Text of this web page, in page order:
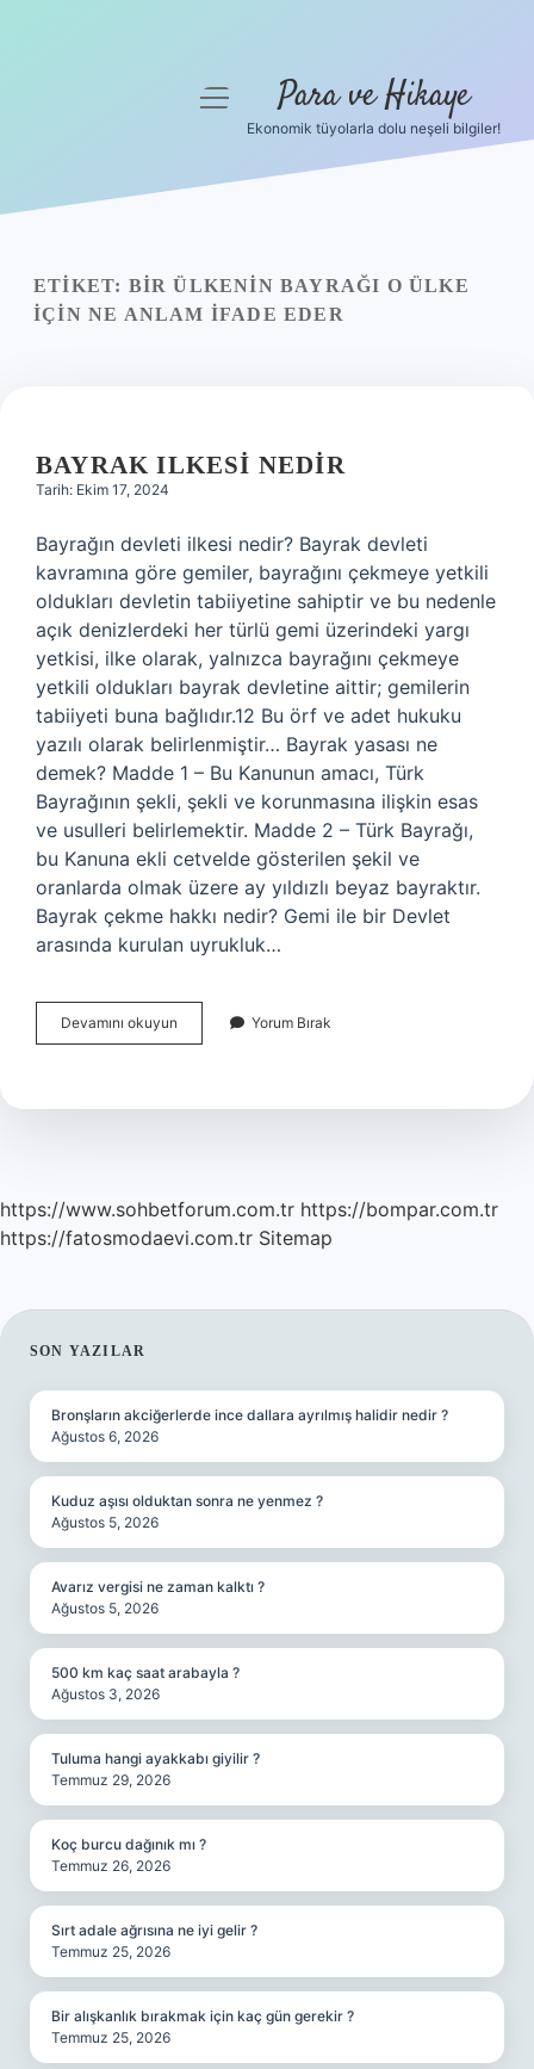
Yasal Uyarı
menüyü
Para ve Hikaye
Ekonomik tüyolarla dolu neşeli bilgiler!
ETIKET: BIR ÜLKENIN BAYRAĞI O ÜLKE
IÇIN NE ANLAM IFADE EDER
BAYRAK ILKESI NEDIR
Tarih: Ekim 17, 2024
Bayrağın devleti ilkesi nedir? Bayrak devleti
kavramına göre gemiler, bayrağını çekmeye yetkili
oldukları devletin tabiiyetine sahiptir ve bu nedenle
açık denizlerdeki her türlü gemi üzerindeki yargı
yetkisi, ilke olarak, yalnızca bayrağını çekmeye
yetkili oldukları bayrak devletine aittir; gemilerin
tabiiyeti buna bağlıdır.12 Bu örf ve adet hukuku
yazılı olarak belirlenmiştir… Bayrak yasası ne
demek? Madde 1 – Bu Kanunun amacı, Türk
Bayrağının şekli, şekli ve korunmasına ilişkin esas
ve usulleri belirlemektir. Madde 2 – Türk Bayrağı,
bu Kanuna ekli cetvelde gösterilen şekil ve
oranlarda olmak üzere ay yıldızlı beyaz bayraktır.
Bayrak çekme hakkı nedir? Gemi ile bir Devlet
arasında kurulan uyrukluk…
Devamını okuyun
Ilkesi
Yorum Bırak
https://www.sohbetforum.com.tr https://bompar.com.tr
https://fatosmodaevi.com.tr Sitemap
SIDEBAR
SON YAZILAR
Bronşların akciğerlerde ince dallara ayrılmış halidir nedir ?
Ağustos 6, 2026
Kuduz aşısı olduktan sonra ne yenmez ?
Ağustos 5, 2026
Avarız vergisi ne zaman kalktı ?
Ağustos 5, 2026
500 km kaç saat arabayla ?
Ağustos 3, 2026
Tuluma hangi ayakkabı giyilir ?
Temmuz 29, 2026
Koç burcu dağınık mı ?
Temmuz 26, 2026
Sırt adale ağrısına ne iyi gelir ?
Temmuz 25, 2026
Bir alışkanlık bırakmak için kaç gün gerekir ?
Temmuz 25, 2026